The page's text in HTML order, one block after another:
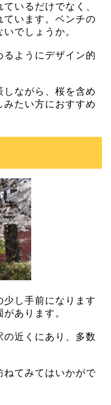
いるだけでなく、
ています。ベンチの
でしょうか。
ようにデザイン的
しながら、桜を含め
たい方におすすめ
少し手前になります
あります。
近くにあり、多数
ねてみてはいかがで